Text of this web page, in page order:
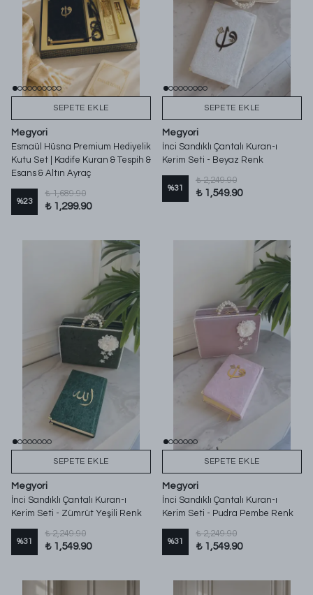
SEPETE EKLE
Megyori
Esmaül Hüsna Premium Hediyelik
Kutu Set | Kadife Kuran & Tespih &
Esans & Altın Ayraç
%23
₺ 1,689.90
₺ 1,299.90
SEPETE EKLE
Megyori
İnci Sandıklı Çantalı Kuran-ı
Kerim Seti - Beyaz Renk
%31
₺ 2,249.90
₺ 1,549.90
SEPETE EKLE
Megyori
İnci Sandıklı Çantalı Kuran-ı
Kerim Seti - Zümrüt Yeşili Renk
%31
₺ 2,249.90
₺ 1,549.90
SEPETE EKLE
Megyori
İnci Sandıklı Çantalı Kuran-ı
Kerim Seti - Pudra Pembe Renk
%31
₺ 2,249.90
₺ 1,549.90